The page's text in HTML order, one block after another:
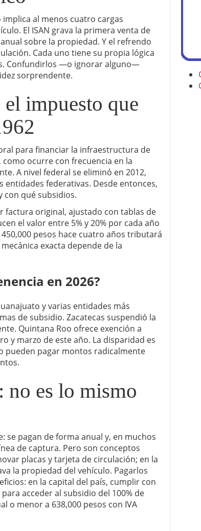
al menos cuatro cargas
El ISAN grava la primera venta de
sobre la propiedad. Y el refrendo
Cada uno tiene su propia lógica
Confundirlos —o ignorar alguno—
sorprendente.
impuesto que
para financiar la infraestructura de
como ocurre con frecuencia en la
A nivel federal se eliminó en 2012,
federativas. Desde entonces,
con qué subsidios.
factura original, ajustado con tablas de
el valor entre 5% y 20% por cada año
pesos hace cuatro años tributará
exacta depende de la
en 2026?
y varias entidades más
de subsidio. Zacatecas suspendió la
Quintana Roo ofrece exención a
y marzo de este año. La disparidad es
pueden pagar montos radicalmente
no es lo mismo
se pagan de forma anual y, en muchos
de captura. Pero son conceptos
placas y tarjeta de circulación; en la
la propiedad del vehículo. Pagarlos
en la capital del país, cumplir con
acceder al subsidio del 100% de
o menor a 638,000 pesos con IVA